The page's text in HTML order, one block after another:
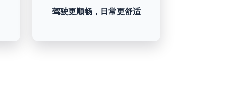
驾驶更顺畅，日常更舒适